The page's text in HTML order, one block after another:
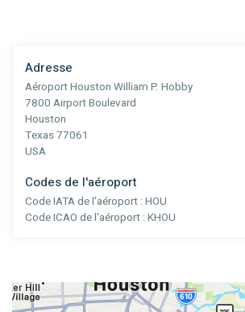
Adresse
Aéroport Houston William P. Hobby
7800 Airport Boulevard
Houston
Texas 77061
USA
Codes de l'aéroport
Code IATA de l'aéroport :HOU
Code ICAO de l'aéroport :KHOU